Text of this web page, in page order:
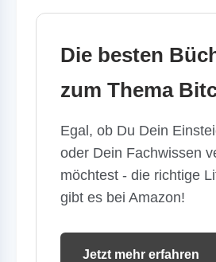
Die besten
zum Thema
Egal, ob Du Dein
oder Dein Fachwissen
möchtest - die richtige
gibt es bei Amazon!
Jetzt mehr erfahren